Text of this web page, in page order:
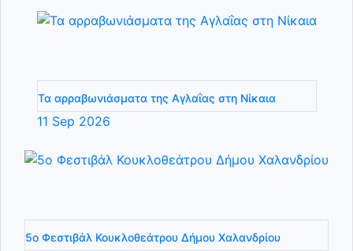
Τα αρραβωνιάσματα της Αγλαΐας στη Νίκαια
11 Sep 2026
5ο Φεστιβάλ Κουκλοθεάτρου Δήμου Χαλανδρίου